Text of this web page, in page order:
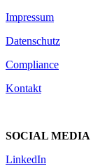
Impressum
Datenschutz
Compliance
Kontakt
SOCIAL MEDIA
LinkedIn